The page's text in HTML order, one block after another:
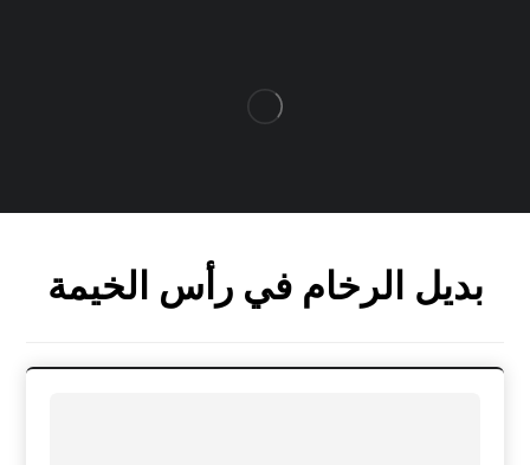
بديل الرخام في رأس الخيمة